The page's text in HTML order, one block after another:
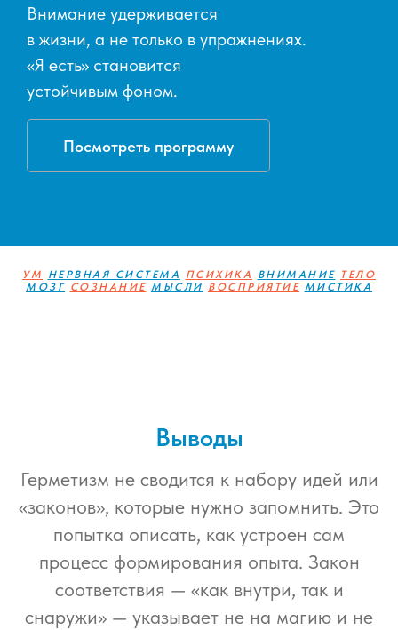
Внимание удерживается
в жизни, а не только в упражнениях.
«Я есть» становится
устойчивым фоном.
Посмотреть программу
УМ НЕРВНАЯ СИСТЕМА ПСИХИКА ВНИМАНИЕ ТЕЛО
МОЗГ СОЗНАНИЕ МЫСЛИ ВОСПРИЯТИЕ МИСТИКА
Выводы
Герметизм не сводится к набору идей или
«законов», которые нужно запомнить. Это
попытка описать, как устроен сам
процесс формирования опыта. Закон
соответствия — «как внутри, так и
снаружи» — указывает не на магию и не